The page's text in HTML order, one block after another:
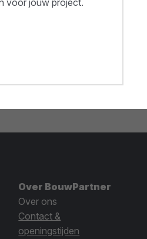
voor jouw project.
Over BouwPartner
Over ons
Contact &
openingstijden